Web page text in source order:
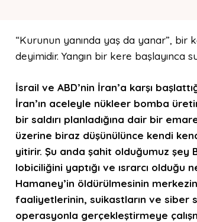
“Kurunun yanında yaş da yanar”, bir
deyimidir. Yangın bir kere başlayınca
İsrail ve ABD’nin İran’a karşı
İran’ın aceleyle nükleer bomba
bir saldırı planladığına dair bir
üzerine biraz düşünülünce kendi
yitirir. Şu anda şahit olduğumuz şey
lobiciliğini yaptığı ve ısrarcı
Hamaney’in öldürülmesinin
faaliyetlerinin, suikastların ve siber
operasyonla gerçekleştirmeye